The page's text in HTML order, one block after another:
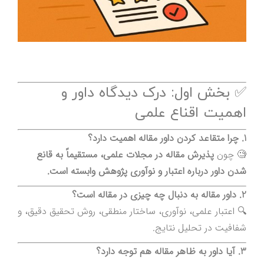
✅ بخش اول: درک دیدگاه داور و
اهمیت اقناع علمی
1. چرا متقاعد کردن داور مقاله اهمیت دارد؟
🧐 چون پذیرش مقاله در مجلات علمی، مستقیماً به قانع
شدن داور درباره اعتبار و نوآوری پژوهش وابسته است.
2. داور مقاله به دنبال چه چیزی در مقاله است؟
🔍 اعتبار علمی، نوآوری، ساختار منطقی، روش تحقیق دقیق، و
شفافیت در تحلیل نتایج.
3. آیا داور به ظاهر مقاله هم توجه دارد؟